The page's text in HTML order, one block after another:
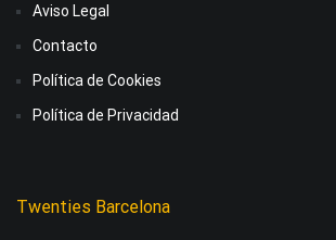
Aviso Legal
Contacto
Política de Cookies
Política de Privacidad
Twenties Barcelona